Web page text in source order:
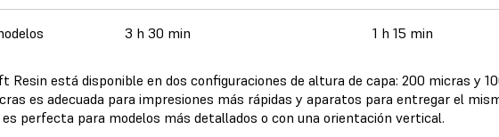
3 h 30 min 1 h 15 min
Resin está disponible en dos configuraciones de altura de capa: 200 micras y
es adecuada para impresiones más rápidas y aparatos para entregar el
perfecta para modelos más detallados o con una orientación vertical.